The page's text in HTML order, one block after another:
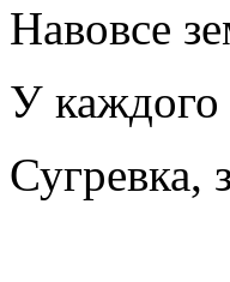
Навовсе
У каждого
Сугревка,